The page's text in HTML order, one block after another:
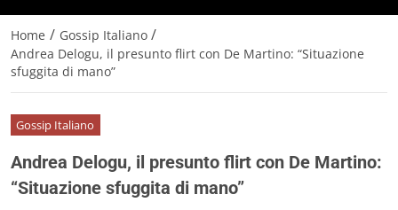
Home / Gossip Italiano /
Andrea Delogu, il presunto flirt con De Martino: “Situazione
sfuggita di mano”
Gossip Italiano
Andrea Delogu, il presunto flirt con De Martino:
“Situazione sfuggita di mano”